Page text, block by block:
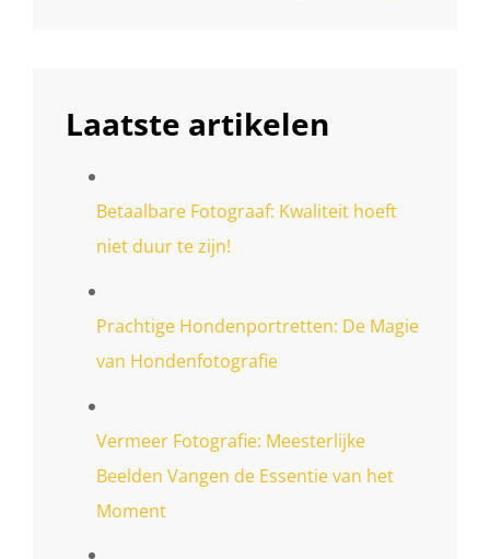
Laatste artikelen
Betaalbare Fotograaf: Kwaliteit hoeft
niet duur te zijn!
Prachtige Hondenportretten: De Magie
van Hondenfotografie
Vermeer Fotografie: Meesterlijke
Beelden Vangen de Essentie van het
Moment